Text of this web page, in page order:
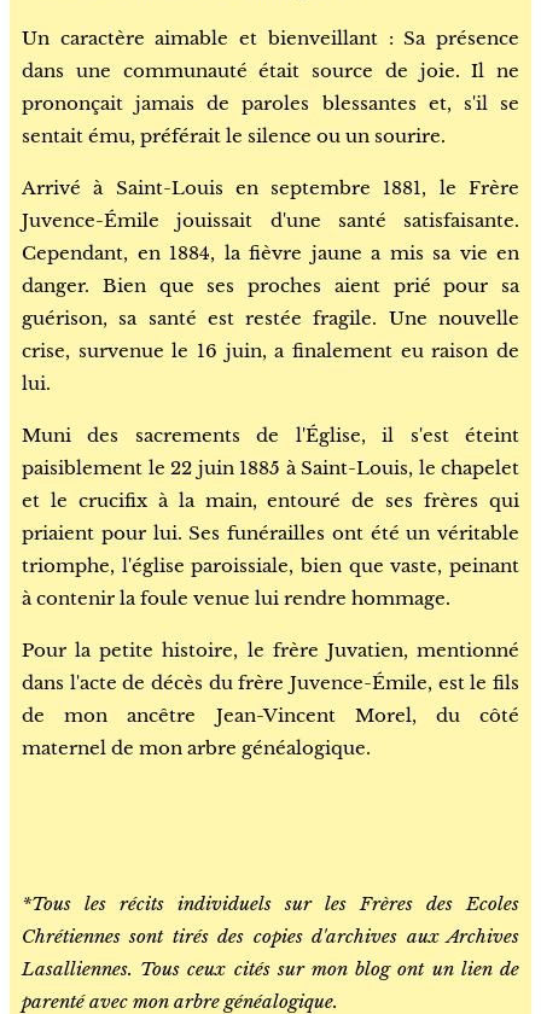
Un caractère aimable et bienveillant : Sa présence
dans une communauté était source de joie. Il ne
prononçait jamais de paroles blessantes et, s'il se
sentait ému, préférait le silence ou un sourire.
Arrivé à Saint-Louis en septembre 1881, le Frère
Juvence-Émile jouissait d'une santé satisfaisante.
Cependant, en 1884, la fièvre jaune a mis sa vie en
danger. Bien que ses proches aient prié pour sa
guérison, sa santé est restée fragile. Une nouvelle
crise, survenue le 16 juin, a finalement eu raison de
lui.
Muni des sacrements de l'Église, il s'est éteint
paisiblement le 22 juin 1885 à Saint-Louis, le chapelet
et le crucifix à la main, entouré de ses frères qui
priaient pour lui. Ses funérailles ont été un véritable
triomphe, l'église paroissiale, bien que vaste, peinant
à contenir la foule venue lui rendre hommage.
Pour la petite histoire, le frère Juvatien, mentionné
dans l'acte de décès du frère Juvence-Émile, est le fils
de mon ancêtre Jean-Vincent Morel, du côté
maternel de mon arbre généalogique.
*Tous les récits individuels sur les Frères des Ecoles
Chrétiennes sont tirés des copies d'archives aux Archives
Lasalliennes. Tous ceux cités sur mon blog ont un lien de
parenté avec mon arbre généalogique.